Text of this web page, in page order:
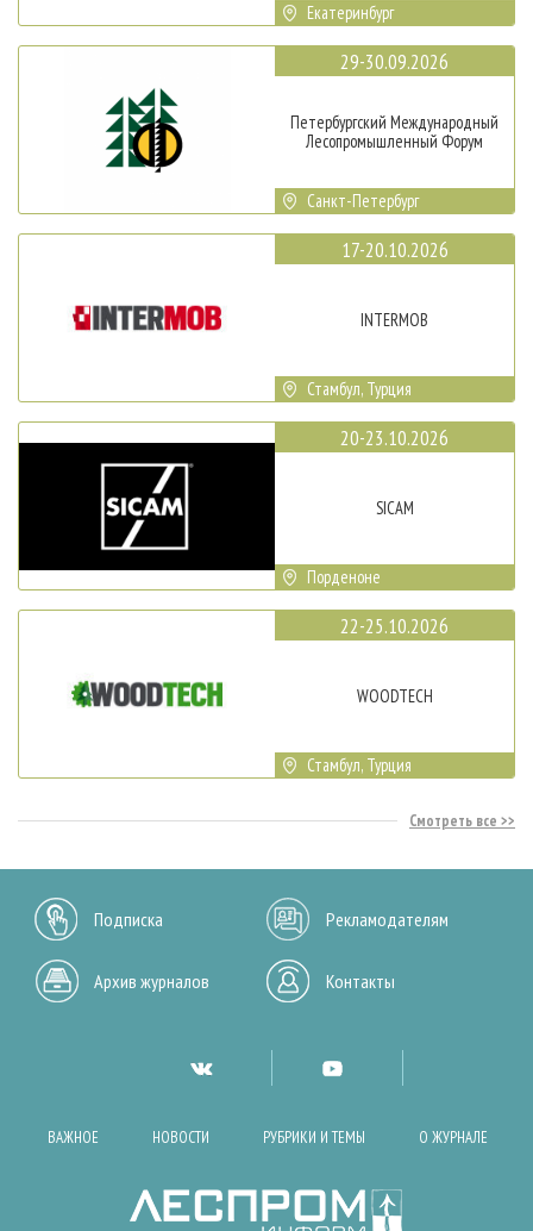
Екатеринбург
29-30.09.2026
Петербургский Международный
Лесопромышленный Форум
Санкт-Петербург
17-20.10.2026
INTERMOB
Стамбул, Турция
20-23.10.2026
SICAM
Порденоне
22-25.10.2026
WOODTECH
Стамбул, Турция
Смотреть все
Подписка Рекламодателям
Архив журналов Контакты
ВАЖНОЕ НОВОСТИ РУБРИКИ И ТЕМЫ О ЖУРНАЛЕ